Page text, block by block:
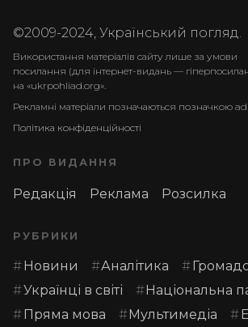
©2009-2024, Український погляд.
Використання матеріалів сайту лише за умови
посилання (для інтернет-видань —
на «ukrpohliad.org».
Рекламні матеріали позначаються позначкою ad.
Політика конфіденційності
ПРО ВИДАННЯ
Редакція Реклама Розсилка
РУБРИКИ
Новини Аналітика
Українці в світі
Національна
Пряма мова
Мультимедіа